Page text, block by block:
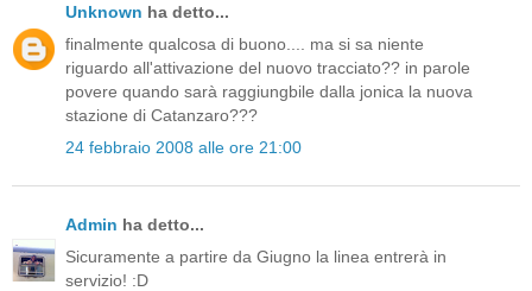
Unknown ha detto...
finalmente qualcosa di buono.... ma si sa niente
riguardo all'attivazione del nuovo tracciato?? in parole
povere quando sarà raggiungbile dalla jonica la nuova
stazione di Catanzaro???
24 febbraio 2008 alle ore 21:00
Admin ha detto...
Sicuramente a partire da Giugno la linea entrerà in
servizio! :D